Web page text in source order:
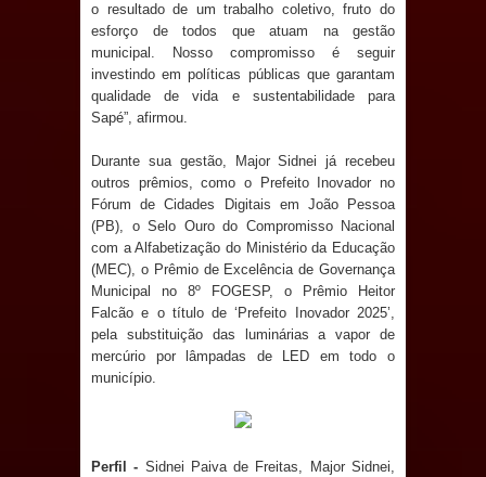
Santana 2026 será neste sábado (25)
e deve atrair grande público
Nota de pesar: Câmara de Marí
lamenta a morte da ex-vereadora
Neta do Sindicato
Prefeito Major Sidnei busca em
Brasília recursos para nova Casa de
Acolhida e CRAS de Sapé
o resultado de um trabalho coletivo, fruto do
esforço de todos que atuam na gestão
municipal. Nosso compromisso é seguir
investindo em políticas públicas que garantam
qualidade de vida e sustentabilidade para
Sapé”, afirmou.
Durante sua gestão, Major Sidnei já recebeu
outros prêmios, como o Prefeito Inovador no
Fórum de Cidades Digitais em João Pessoa
(PB), o Selo Ouro do Compromisso Nacional
com a Alfabetização do Ministério da Educação
(MEC), o Prêmio de Excelência de Governança
Municipal no 8º FOGESP, o Prêmio Heitor
Falcão e o título de ‘Prefeito Inovador 2025’,
pela substituição das luminárias a vapor de
mercúrio por lâmpadas de LED em todo o
município.
Perfil - Sidnei Paiva de Freitas, Major Sidnei,